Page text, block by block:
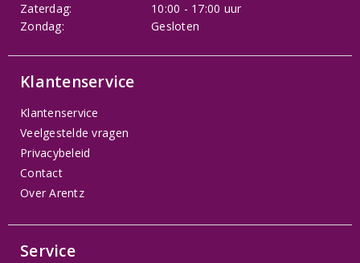
Zaterdag:
10:00 - 17:00 uur
Zondag:
Gesloten
Klantenservice
Klantenservice
Veelgestelde vragen
Privacybeleid
Contact
Over Arentz
Service